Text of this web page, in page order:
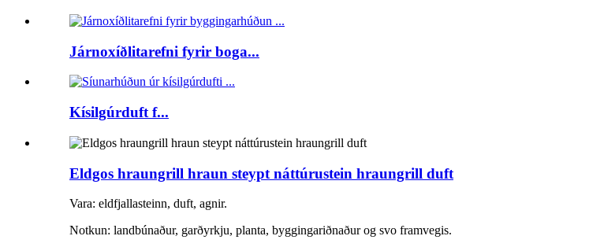
Járnoxíðlitarefni fyrir boga...
Kísilgúrduft f...
Eldgos hraungrill hraun steypt náttúrustein hraungrill duft
Vara: eldfjallasteinn, duft, agnir.
Notkun: landbúnaður, garðyrkju, planta, byggingariðnaður og svo framvegis.